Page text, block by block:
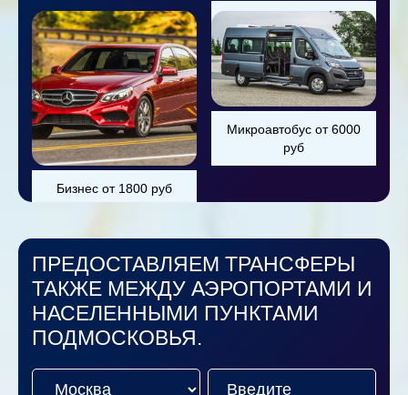
Универсал от 800 руб
Бизнес от 1800 руб
Микроавтобус от 6000
руб
ПРЕДОСТАВЛЯЕМ ТРАНСФЕРЫ
ТАКЖЕ МЕЖДУ АЭРОПОРТАМИ И
НАСЕЛЕННЫМИ ПУНКТАМИ
ПОДМОСКОВЬЯ.